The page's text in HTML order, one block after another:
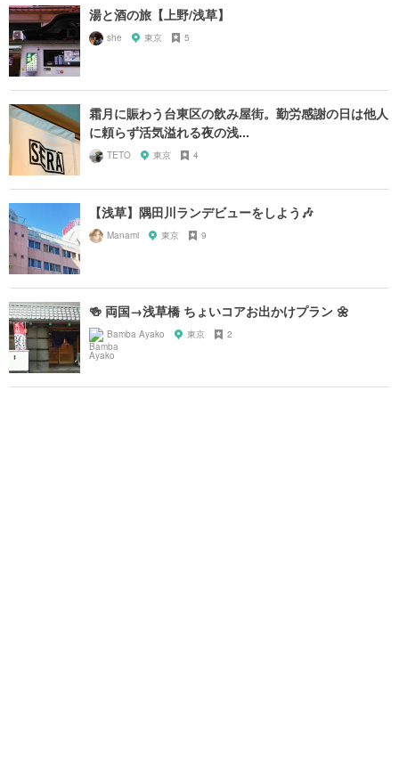
湯と酒の旅【上野/浅草】
she 東京 5
霜月に賑わう台東区の飲み屋街。勤労感謝の日は他人
に頼らず活気溢れる夜の浅...
TETO 東京 4
【浅草】隅田川ランデビューをしよう🎶
Manami 東京 9
🍻 両国→浅草橋 ちょいコアお出かけプラン 🌼
Bamba Ayako 東京 2